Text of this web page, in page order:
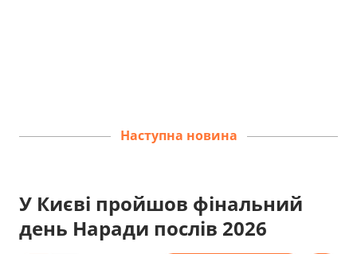
Наступна новина
У Києві пройшов фінальний
день Наради послів 2026